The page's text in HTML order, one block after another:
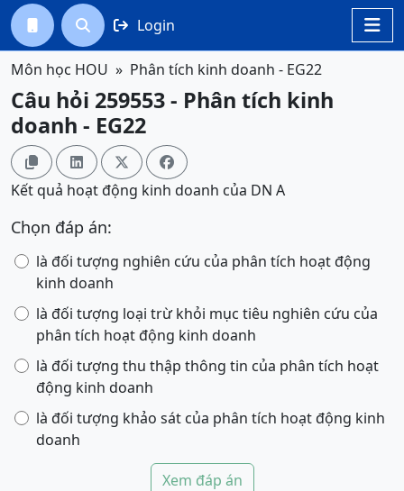

  Login
Môn học HOU Phân tích kinh doanh - EG22
Câu hỏi 259553 - Phân tích kinh
doanh - EG22
   
Kết quả hoạt động kinh doanh của DN A
Chọn đáp án:
là đối tượng nghiên cứu của phân tích hoạt động
kinh doanh
là đối tượng loại trừ khỏi mục tiêu nghiên cứu của
phân tích hoạt động kinh doanh
là đối tượng thu thập thông tin của phân tích hoạt
động kinh doanh
là đối tượng khảo sát của phân tích hoạt động kinh
doanh
Xem đáp án